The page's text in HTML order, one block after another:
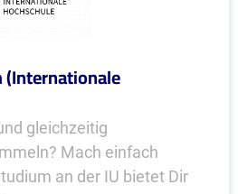
(Internationale
gleichzeitig
Mach einfach
an der IU bietet Dir